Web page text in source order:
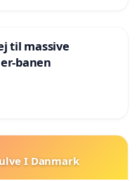
til massive
banen
I Danmark